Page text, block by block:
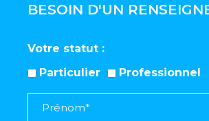
BESOIN D'UN
Votre statut
Particulier
Professionnel